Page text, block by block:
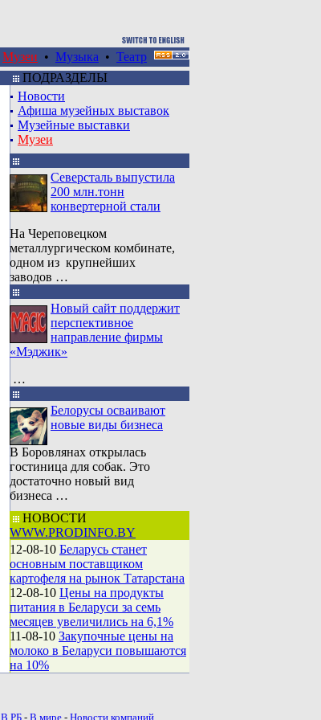
Музеи • Музыка • Театр
ПОДРАЗДЕЛЫ
Новости
Афиша музейных выставок
Музейные выставки
Музеи
Северсталь выпустила
200 млн.тонн
конвертерной стали
На Череповецком
металлургическом комбинате,
одном из крупнейших
заводов …
Новый сайт поддержит
перспективное
направление фирмы
«Мэджик»
…
Белорусы осваивают
новые виды бизнеса
В Боровлянах открылась
гостиница для собак. Это
достаточно новый вид
бизнеса …
НОВОСТИ
WWW.PRODINFO.BY
12-08-10 Беларусь станет
основным поставщиком
картофеля на рынок Татарстана
12-08-10 Цены на продукты
питания в Беларуси за семь
месяцев увеличились на 6,1%
11-08-10 Закупочные цены на
молоко в Беларуси повышаются
на 10%
В РБ - В мире - Новости компаний